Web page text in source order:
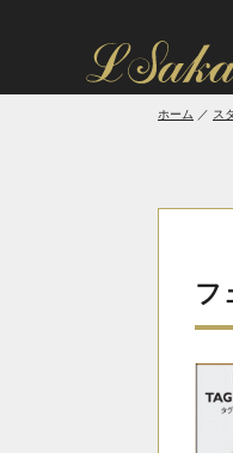
ホーム ス
フ